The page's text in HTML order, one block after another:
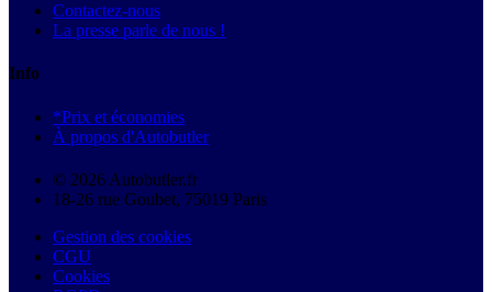
Contactez-nous
La presse parle de nous !
Info
*Prix et économies
À propos d'Autobutler
© 2026 Autobutler.fr
18-26 rue Goubet, 75019 Paris
Gestion des cookies
CGU
Cookies